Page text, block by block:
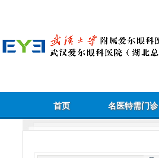
首页 名医特需门诊